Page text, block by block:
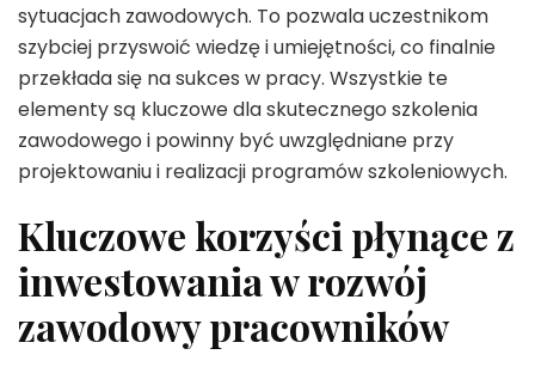
sytuacjach zawodowych. To pozwala uczestnikom
szybciej przyswoić wiedzę i umiejętności, co finalnie
przekłada się na sukces w pracy. Wszystkie te
elementy są kluczowe dla skutecznego szkolenia
zawodowego i powinny być uwzględniane przy
projektowaniu i realizacji programów szkoleniowych.
Kluczowe korzyści płynące z
inwestowania w rozwój
zawodowy pracowników